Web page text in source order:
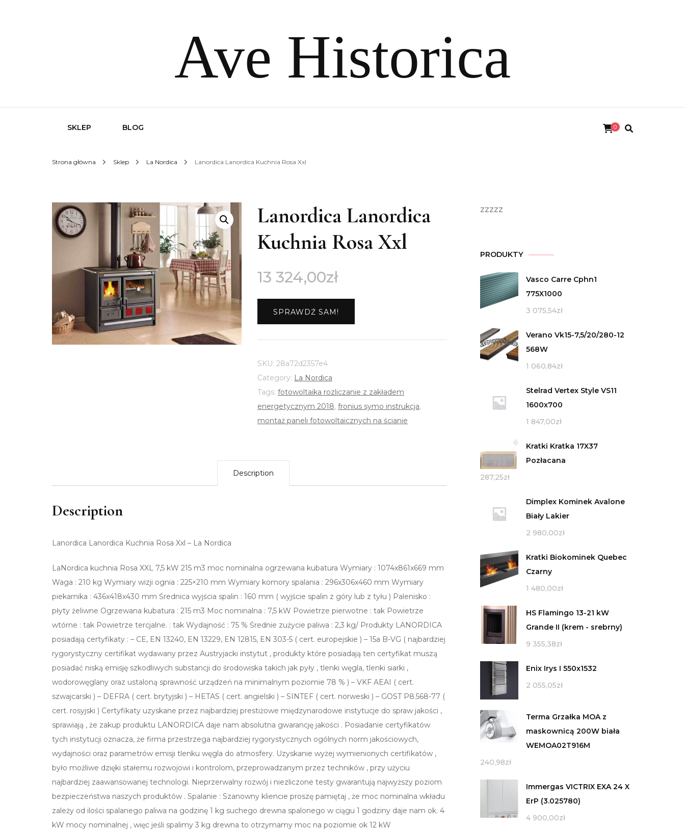
Ave Historica
SKLEP BLOG 0
Strona główna Sklep La Nordica Lanordica Lanordica Kuchnia Rosa Xxl
Lanordica Lanordica
Kuchnia Rosa Xxl
13 324,00zł
SPRAWDŹ SAM!
SKU: 28a72d2357e4
Category: La Nordica
Tags: fotowoltaika rozliczanie z zakładem
energetycznym 2018, fronius symo instrukcja,
montaż paneli fotowoltaicznych na ścianie
Description
Description
Lanordica Lanordica Kuchnia Rosa Xxl – La Nordica
LaNordica kuchnia Rosa XXL 7,5 kW 215 m3 moc nominalna ogrzewana kubatura Wymiary : 1074x861x669 mm
Waga : 210 kg Wymiary wizji ognia : 225×210 mm Wymiary komory spalania : 296x306x460 mm Wymiary
piekarnika : 436x418x430 mm Średnica wyjścia spalin : 160 mm ( wyjście spalin z góry lub z tyłu ) Palenisko :
płyty żeliwne Ogrzewana kubatura : 215 m3 Moc nominalna : 7,5 kW Powietrze pierwotne : tak Powietrze
wtórne : tak Powietrze tercjalne. : tak Wydajność : 75 % Średnie zużycie paliwa : 2,3 kg/ Produkty LANORDICA
posiadają certyfikaty : – CE, EN 13240, EN 13229, EN 12815, EN 303-5 ( cert. europejskie ) – 15a B-VG ( najbardziej
rygorystyczny certifikat wydawany przez Austryjacki instytut , produkty które posiadają ten certyfikat muszą
posiadać niską emisję szkodliwych substancji do środowiska takich jak pyły , tlenki węgla, tlenki siarki ,
wodorowęglany oraz ustaloną sprawność urządzeń na minimalnym poziomie 78 % ) – VKF AEAI ( cert.
szwajcarski ) – DEFRA ( cert. brytyjski ) – HETAS ( cert. angielski ) – SINTEF ( cert. norweski ) – GOST P8.568-77 (
cert. rosyjski ) Certyfikaty uzyskane przez najbardziej prestiżowe międzynarodowe instytucje do spraw jakości ,
sprawiają , że zakup produktu LANORDICA daje nam absolutna gwarancję jakości . Posiadanie certyfikatów
tych instytucji oznacza, że firma przestrzega najbardziej rygorystycznych ogólnych norm jakościowych,
wydajności oraz parametrów emisji tlenku węgla do atmosfery. Uzyskanie wyżej wymienionych certifikatów ,
było możliwe dzięki stałemu rozwojowi i kontrolom, przeprowadzanym przez techników , przy użyciu
najbardziej zaawansowanej technologi. Nieprzerwalny rozwój i niezliczone testy gwarantują najwyższy poziom
bezpieczeństwa naszych produktów . Spalanie : Szanowny kliencie proszę pamiętaj , że moc nominalna wkładu
zależy od ilości spalanego paliwa na godzinę 1 kg suchego drewna spalonego w ciągu 1 godziny daje nam ok. 4
kW mocy nominalnej , więc jeśli spalimy 3 kg drewna to otrzymamy moc na poziomie ok 12 kW
zzzzz
PRODUKTY
Vasco Carre Cphn1
775X1000
3 075,54zł
Verano Vk15-7,5/20/280-12
568W
1 060,84zł
Stelrad Vertex Style VS11
1600x700
1 847,00zł
Kratki Kratka 17X37
Pozłacana
287,25zł
Dimplex Kominek Avalone
Biały Lakier
2 980,00zł
Kratki Biokominek Quebec
Czarny
1 480,00zł
HS Flamingo 13-21 kW
Grande II (krem - srebrny)
9 355,38zł
Enix Irys I 550x1532
2 055,05zł
Terma Grzałka MOA z
maskownicą 200W biała
WEMOA02T916M
240,98zł
Immergas VICTRIX EXA 24 X
ErP (3.025780)
4 900,00zł